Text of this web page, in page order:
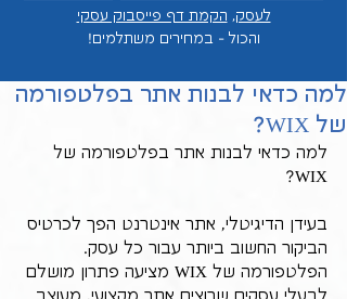
לעסק, הקמת דף פייסבוק עסקי
והכול - במחירים משתלמים!
למה כדאי לבנות אתר בפלטפורמה
של WIX?
למה כדאי לבנות אתר בפלטפורמה של
WIX?
בעידן הדיגיטלי, אתר אינטרנט הפך לכרטיס
הביקור החשוב ביותר עבור כל עסק.
הפלטפורמה של WIX מציעה פתרון מושלם